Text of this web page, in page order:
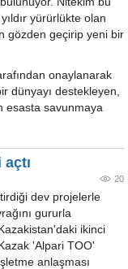
yürürlükte olan
gözden geçirip yeni bir
onaylanarak
dünyayı destekleyen,
esasta savunmaya
20
dev projelerle
gururla
ikinci
'Alpari TOO'
anlaşması